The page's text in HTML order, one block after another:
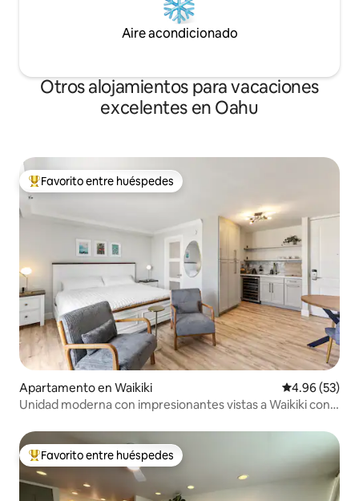
Aire acondicionado
Otros alojamientos para vacaciones
excelentes en Oahu
Favorito entre huéspedes preferido
Favorito entre huéspedes
Apartamento en Waikiki Calificación
4.96 (53)
Unidad moderna con impresionantes vistas a Waikiki con
Favorito entre huéspedes preferido
Favorito entre huéspedes